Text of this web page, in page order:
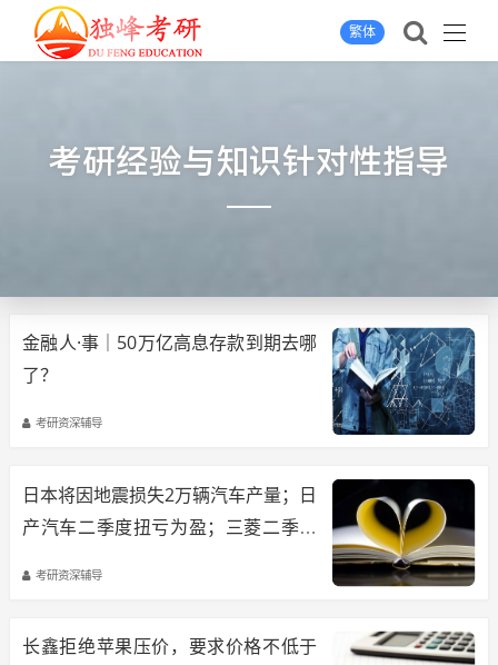
繁体
考研经验与知识针对性指导
金融人·事｜50万亿高息存款到期去哪
了？
考研资深辅导
日本将因地震损失2万辆汽车产量；日
产汽车二季度扭亏为盈；三菱二季度
考研资深辅导
长鑫拒绝苹果压价，要求价格不低于